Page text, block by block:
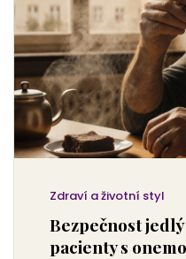
Zdraví a životní styl
Bezpečnost
pacienty s